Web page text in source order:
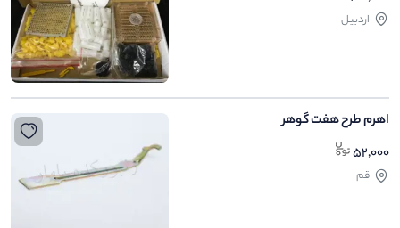
اردبیل
اهرم طرح هفت گوهر
52,000
قم